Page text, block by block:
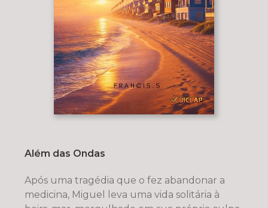
Além das Ondas
Após uma tragédia que o fez abandonar a
medicina, Miguel leva uma vida solitária à